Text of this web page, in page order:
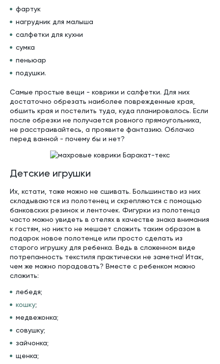
фартук
нагрудник для малыша
салфетки для кухни
сумка
пеньюар
подушки.
Самые простые вещи - коврики и салфетки. Для них
достаточно обрезать наиболее поврежденные края,
обшить края и постелить туда, куда планировалось. Если
после обрезки не получается ровного прямоугольника,
не расстраивайтесь, а проявите фантазию. Облачко
перед ванной - почему бы и нет?
Детские игрушки
Их, кстати, тоже можно не сшивать. Большинство из них
складываются из полотенец и скрепляются с помощью
банковских резинок и ленточек. Фигурки из полотенца
часто можно увидеть в отелях в качестве знака внимания
к гостям, но никто не мешает сложить таким образом в
подарок новое полотенце или просто сделать из
старого игрушку для ребенка. Ведь в сложенном виде
потрепанность текстиля практически не заметна! Итак,
чем же можно порадовать? Вместе с ребенком можно
сложить:
лебедя;
кошку;
медвежонка;
совушку;
зайчонка;
щенка;